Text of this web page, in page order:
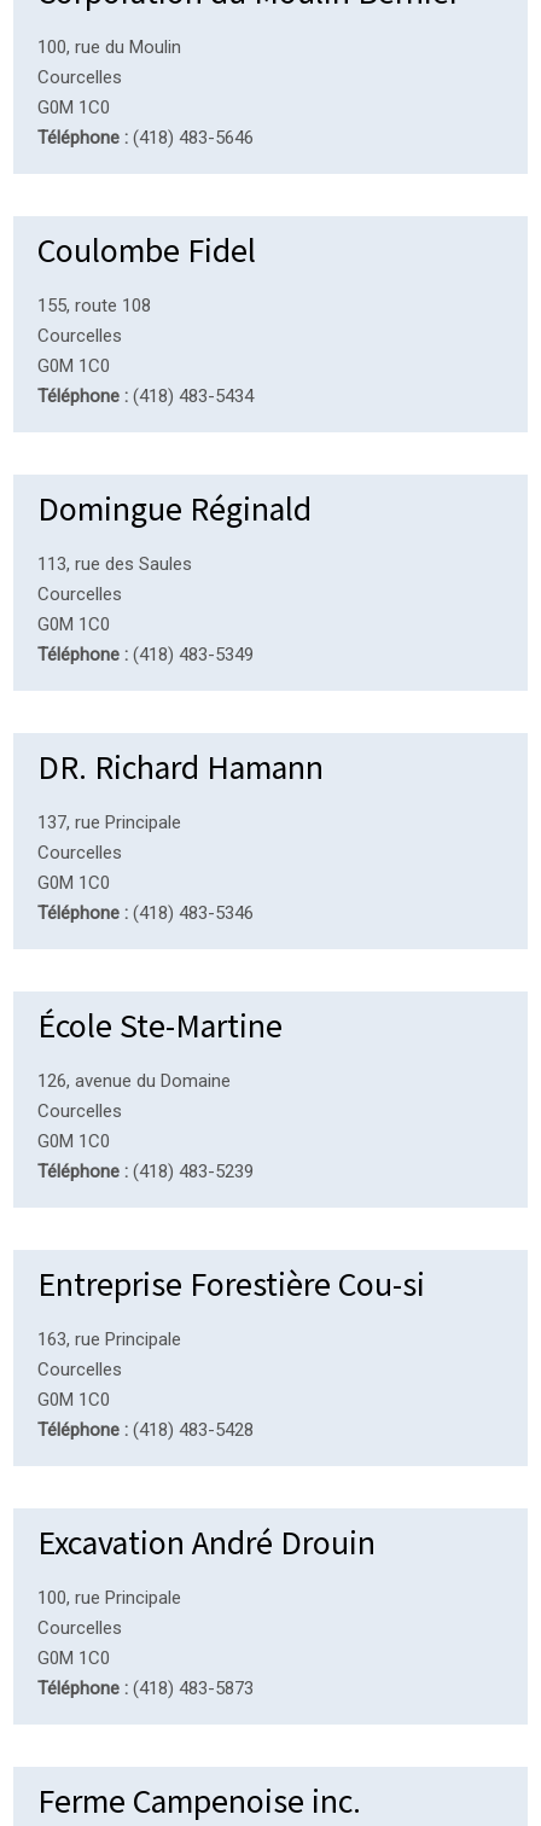
100, rue du Moulin
Courcelles
G0M 1C0
Téléphone : (418) 483-5646
Coulombe Fidel
155, route 108
Courcelles
G0M 1C0
Téléphone : (418) 483-5434
Domingue Réginald
113, rue des Saules
Courcelles
G0M 1C0
Téléphone : (418) 483-5349
DR. Richard Hamann
137, rue Principale
Courcelles
G0M 1C0
Téléphone : (418) 483-5346
École Ste-Martine
126, avenue du Domaine
Courcelles
G0M 1C0
Téléphone : (418) 483-5239
Entreprise Forestière Cou-si
163, rue Principale
Courcelles
G0M 1C0
Téléphone : (418) 483-5428
Excavation André Drouin
100, rue Principale
Courcelles
G0M 1C0
Téléphone : (418) 483-5873
Ferme Campenoise inc.